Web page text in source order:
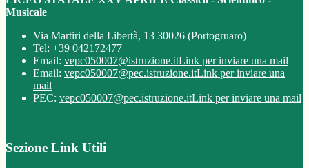
Musicale
Via Martiri della Libertà, 13 30026 (Portogruaro)
Tel: +39 042172477
Email: vepc050007@istruzione.itLink per inviare una mail
Email: vepc050007@pec.istruzione.itLink per inviare una
mail
PEC: vepc050007@pec.istruzione.itLink per inviare una mail
Sezione Link Utili